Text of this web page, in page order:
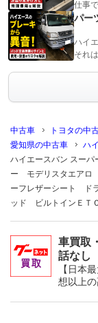
仕事
パー
ハイ
それ
中古車 トヨタの中
愛知県の中古車
ハ
ハイエースバン スー
ー モデリスタエア
ーフレザーシート ド
ッド ビルトインＥＴ
車買取
話なし
【日本
想以上の